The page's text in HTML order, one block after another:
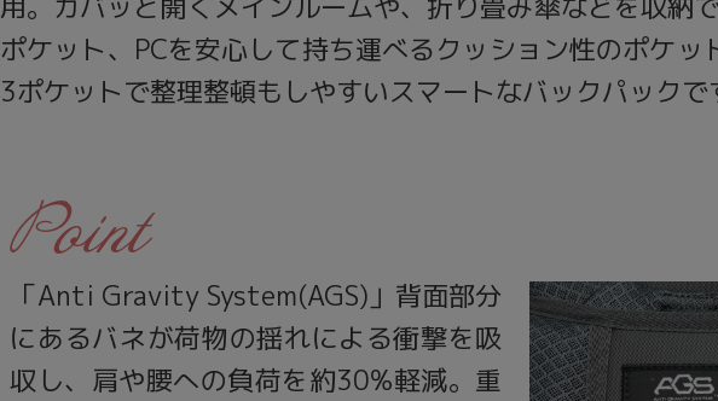
ポケット、PCを安心して持ち運べるクッション性のポケッ
3ポケットで整理整頓もしやすいスマートなバックパックで
Point
「Anti Gravity System(AGS)」背面部分
にあるバネが荷物の揺れによる衝撃を吸
収し、肩や腰への負荷を約30%軽減。重